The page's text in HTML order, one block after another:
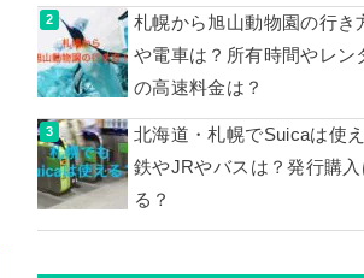
札幌から旭山動物園の行き
や電車は？所有時間やレン
の高速料金は？
北海道・札幌でSuicaは使
鉄やJRやバスは？発行購入
る？